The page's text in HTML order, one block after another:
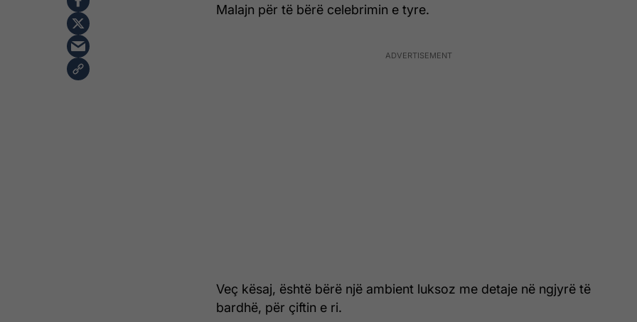
Malajn për të bërë celebrimin e tyre.
Veç kësaj, është bërë një ambient luksoz me detaje në ngjyrë të
bardhë, për çiftin e ri.